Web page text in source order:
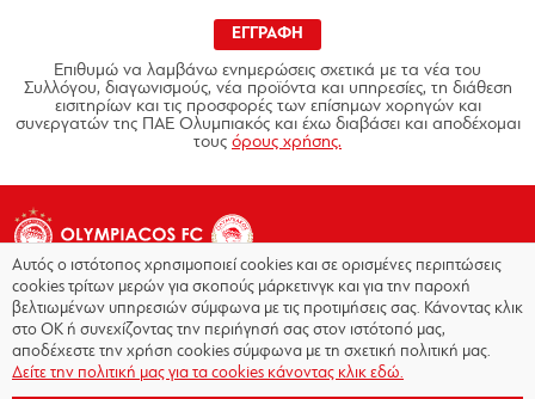
ΕΓΓΡΑΦΗ
Επιθυμώ να λαμβάνω ενημερώσεις σχετικά με τα νέα του
Συλλόγου, διαγωνισμούς, νέα προϊόντα και υπηρεσίες, τη διάθεση
εισιτηρίων και τις προσφορές των επίσημων χορηγών και
συνεργατών της ΠΑΕ Ολυμπιακός και έχω διαβάσει και αποδέχομαι
τους όρους χρήσης.
Copyright © 2026 - Olympiacos.org
Όροι χρήσης|Πολιτική Απορρήτου|Πολιτική
Αυτός ο ιστότοπος χρησιμοποιεί cookies και σε ορισμένες περιπτώσεις
cookies τρίτων μερών για σκοπούς μάρκετινγκ και για την παροχή
βελτιωμένων υπηρεσιών σύμφωνα με τις προτιμήσεις σας. Κάνοντας κλικ
στο OK ή συνεχίζοντας την περιήγησή σας στον ιστότοπό μας,
αποδέχεστε την χρήση cookies σύμφωνα με τη σχετική πολιτική μας.
Δείτε την πολιτική μας για τα cookies κάνοντας κλικ εδώ.